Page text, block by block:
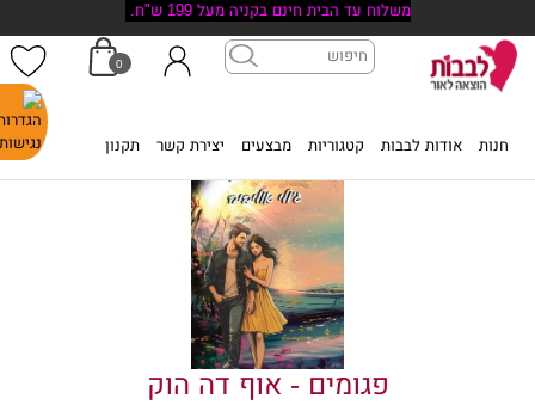
משלוח עד הבית חינם בקניה מעל 199 ש"ח.
חנות אודות לבבות קטגוריות מבצעים יצירת קשר תקנון
0
פגומים - אוף דה הוק